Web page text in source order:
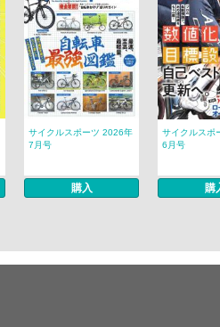
サイクルスポーツ 2026年
7月号
購入
サイクルスポ
6月号
購